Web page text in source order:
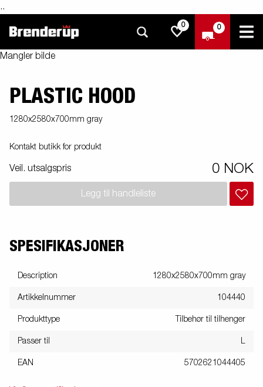
..
0 0
Mangler bilde
PLASTIC HOOD
1280x2580x700mm gray
Kontakt butikk for produkt
Veil. utsalgspris 0 NOK
Legg til handleliste
SPESIFIKASJONER
Description 1280x2580x700mm gray
Artikkelnummer 104440
Produkttype Tilbehør til tilhenger
Passer til L
EAN 5702621044405